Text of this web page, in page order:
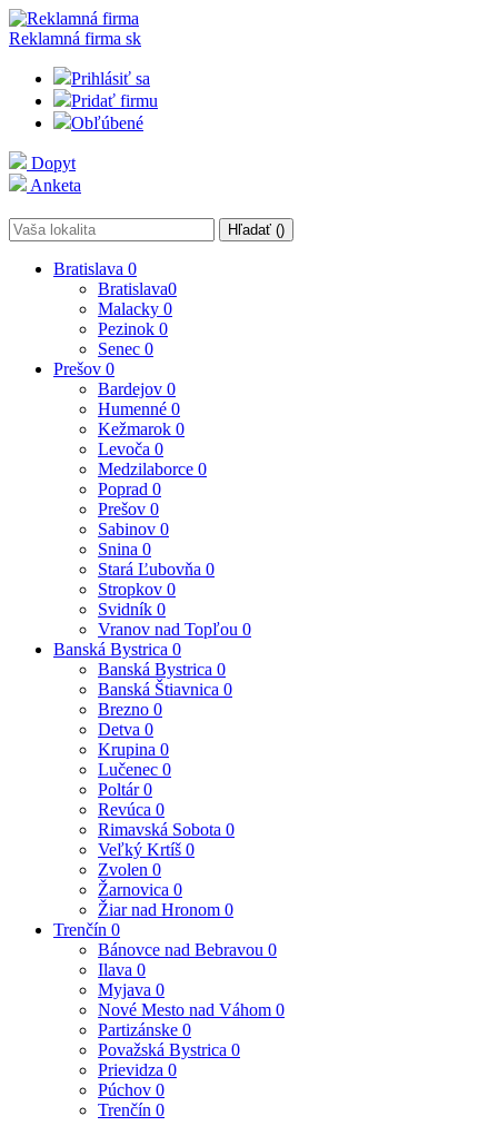
Reklamná firma sk
Prihlásiť sa
Pridať firmu
Obľúbené
Dopyt
Anketa
Hľadať ()
Bratislava 0
Bratislava0
Malacky 0
Pezinok 0
Senec 0
Prešov 0
Bardejov 0
Humenné 0
Kežmarok 0
Levoča 0
Medzilaborce 0
Poprad 0
Prešov 0
Sabinov 0
Snina 0
Stará Ľubovňa 0
Stropkov 0
Svidník 0
Vranov nad Topľou 0
Banská Bystrica 0
Banská Bystrica 0
Banská Štiavnica 0
Brezno 0
Detva 0
Krupina 0
Lučenec 0
Poltár0
Revúca 0
Rimavská Sobota 0
Veľký Krtíš 0
Zvolen 0
Žarnovica 0
Žiar nad Hronom 0
Trenčín 0
Bánovce nad Bebravou 0
Ilava 0
Myjava 0
Nové Mesto nad Váhom 0
Partizánske 0
Považská Bystrica 0
Prievidza 0
Púchov 0
Trenčín 0